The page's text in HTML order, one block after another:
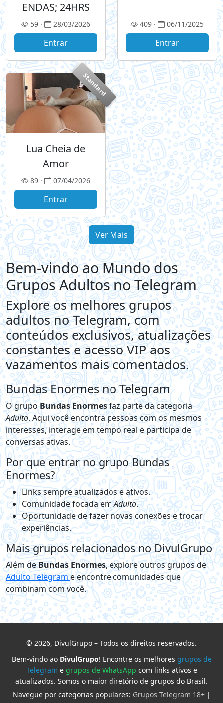
ENDAS; 24HRS
59 · 28/03/2026
Entrar
409 · 06/11/2025
Entrar
Standard
Lua Cheia de
Amor
89 · 07/04/2026
Entrar
Ver Mais
Bem-vindo ao Mundo dos
Grupos Adultos no Telegram
Explore os melhores grupos
adultos no Telegram, com
conteúdos exclusivos, atualizações
constantes e acesso VIP aos
vazamentos mais comentados.
Bundas Enormes no Telegram
O grupoBundas Enormesfaz parte da categoria
Adulto. Aqui você encontra pessoas com os mesmos
interesses, interage em tempo real e participa de
conversas ativas.
Por que entrar no grupo Bundas
Enormes?
Links sempre atualizados e ativos.
Comunidade focada emAdulto.
Oportunidade de fazer novas conexões e trocar
experiências.
Mais grupos relacionados no DivulGrupo
Além deBundas Enormes, explore outros grupos de
Adulto Telegrame encontre comunidades que
combinam com você.
© 2026, DivulGrupo – Todos os direitos reservados.
Bem-vindo ao DivulGrupo! Encontre os melhores grupos de
Telegram e grupos de WhatsApp com links ativos e
atualizados. Somos o maior diretório de grupos do Brasil.
Navegue por categorias populares: Grupos Telegram 18+|